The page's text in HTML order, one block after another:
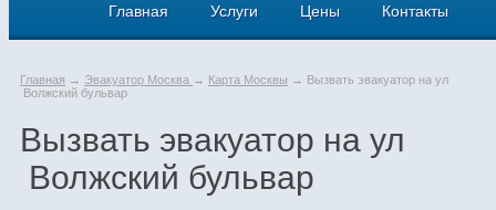
Главная Услуги Цены Контакты
Главная → Эвакуатор Москва → Карта Москвы → Вызвать эвакуатор на ул
Волжский бульвар
Вызвать эвакуатор на ул
Волжский бульвар